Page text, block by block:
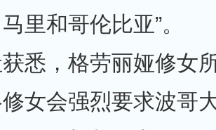
里和哥伦比亚”。
悉，格劳丽娅修女
女会强烈要求波哥